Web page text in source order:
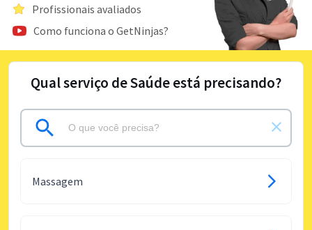
Profissionais avaliados
Como funciona o GetNinjas?
Qual serviço de Saúde está precisando?
Massagem